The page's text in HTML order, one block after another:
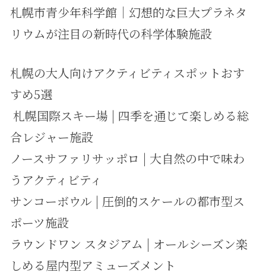
札幌市青少年科学館｜幻想的な巨大プラネタ
リウムが注目の新時代の科学体験施設
札幌の大人向けアクティビティスポットおす
すめ5選
札幌国際スキー場 | 四季を通じて楽しめる総
合レジャー施設
ノースサファリサッポロ | 大自然の中で味わ
うアクティビティ
サンコーボウル | 圧倒的スケールの都市型ス
ポーツ施設
ラウンドワン スタジアム | オールシーズン楽
しめる屋内型アミューズメント